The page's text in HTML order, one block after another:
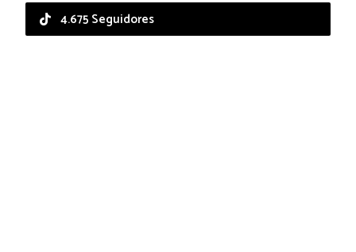
4.675 Seguidores